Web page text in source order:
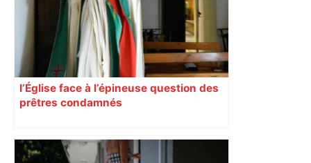
l’Église face à l’épineuse question des
prêtres condamnés